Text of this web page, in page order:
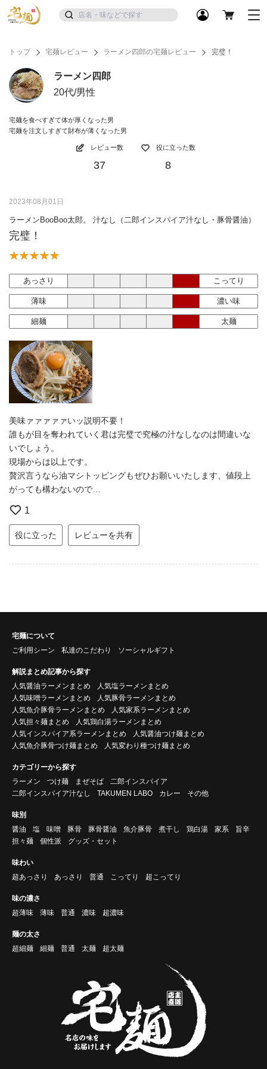
トップ 宅麺レビュー ラーメン四郎の宅麺レビュー 完璧！
ラーメン四郎
20代/男性
宅麺を食べすぎて体が厚くなった男
宅麺を注文しすぎて財布が薄くなった男
レビュー数
37
役に立った数
8
2023年08月01日
ラーメンBooBoo太郎。 汁なし（二郎インスパイア汁なし・豚骨醤油）
完璧！
あっさり こってり
薄味 濃い味
細麺 太麺
美味ァァァァァいッ説明不要！
誰もが目を奪われていく君は完璧で究極の汁なしなのは間違いな
いでしょう。
現場からは以上です。
贅沢言うなら油マシトッピングもぜひお願いいたします、値段上
がっても構わないので…
1
役に立った レビューを共有
宅麺について
ご利用シーン
私達のこだわり ソーシャルギフト
解説まとめ記事から探す
人気醤油ラーメンまとめ
人気塩ラーメンまとめ
人気味噌ラーメンまとめ
人気豚骨ラーメンまとめ
人気魚介豚骨ラーメンまとめ
人気家系ラーメンまとめ
人気担々麺まとめ
人気鶏白湯ラーメンまとめ
人気インスパイア系ラーメンまとめ
人気醤油つけ麺まとめ
人気魚介豚骨つけ麺まとめ
人気変わり種つけ麺まとめ
カテゴリーから探す
ラーメン
つけ麺 まぜそば
二郎インスパイア
二郎インスパイア汁なし
TAKUMEN LABO カレー その他
味別
醤油
塩 味噌 豚骨 豚骨醤油 魚介豚骨 煮干し 鶏白湯 家系
旨辛
担々麺
個性派 グッズ・セット
味わい
超あっさり
あっさり 普通 こってり 超こってり
味の濃さ
超薄味
薄味 普通 濃味 超濃味
麺の太さ
超細麺
細麺 普通 太麺 超太麺